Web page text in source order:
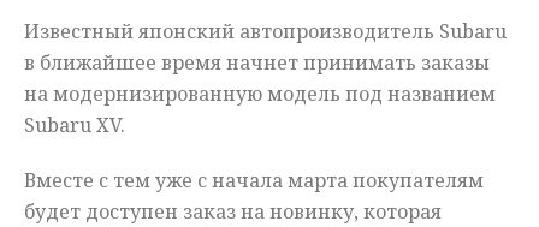
Известный японский автопроизводитель Subaru
в ближайшее время начнет принимать заказы
на модернизированную модель под названием
Subaru XV.
Вместе с тем уже с начала марта покупателям
будет доступен заказ на новинку, которая